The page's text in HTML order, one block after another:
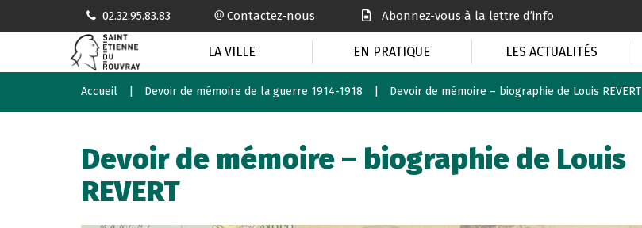
02.32.95.83.83 Contactez-nous Abonnez-vous à la lettre d’info
LA VILLE EN PRATIQUE LES ACTUALITÉS
Accueil Devoir de mémoire de la guerre 1914-1918 Devoir de mémoire – biographie de Louis REVERT
Devoir de mémoire – biographie de Louis
REVERT